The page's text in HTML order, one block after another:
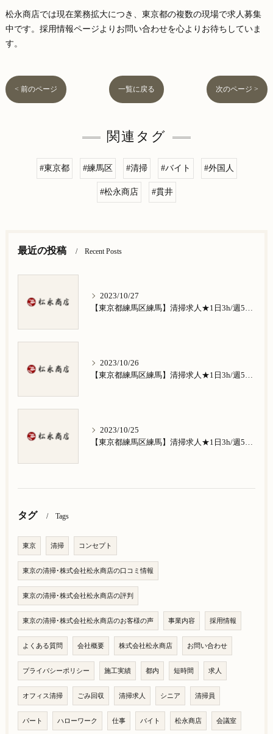
松永商店では現在業務拡大につき、東京都の複数の現場で求人募集
中です。採用情報ページよりお問い合わせを心よりお待ちしていま
す。
< 前のページ 一覧に戻る 次のページ >
関連タグ
#東京都 #練馬区 #清掃 #バイト #外国人
#松永商店 #貫井
最近の投稿 Recent Posts
2023/10/27
【東京都練馬区練馬】清掃求人★1日3h/週5日/祝日お休み★谷原在住の方歓迎
2023/10/26
【東京都練馬区練馬】清掃求人★1日3h/週5日/祝日お休み★南田中在住の方歓迎
2023/10/25
【東京都練馬区練馬】清掃求人★1日3h/週5日/祝日お休み★南大泉在住の方歓迎
タグ Tags
東京 清掃 コンセプト
東京の清掃･株式会社松永商店の口コミ情報
東京の清掃･株式会社松永商店の評判
東京の清掃･株式会社松永商店のお客様の声 事業内容 採用情報
よくある質問 会社概要 株式会社松永商店 お問い合わせ
プライバシーポリシー 施工実績 都内 短時間 求人
オフィス清掃 ごみ回収 清掃求人 シニア 清掃員
パート ハローワーク 仕事 バイト 松永商店 会議室